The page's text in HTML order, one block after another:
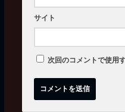
サイト
次回のコメントで使用